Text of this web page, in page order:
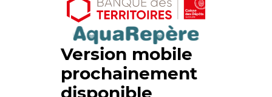
Version mobile
prochainement